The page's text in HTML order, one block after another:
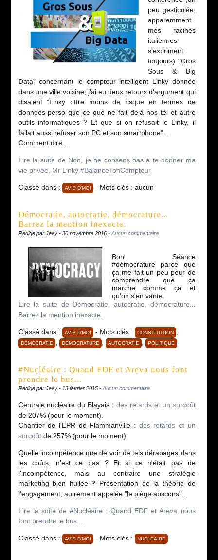
peu gesticulée,
apparemment
mes racines
italiennes
s'expriment
toujours) "Gros
Sous & Big
Data" concernant le compteur intelligent Linky donnée
dans une ville voisine, j'ai eu deux retours d'argument qui
disaient "Linky offre moins de risque en termes de
données perso que ce que ne fait déjà nos tél et autre
outils informatiques ? Et que si on refusait le Linky, il
fallait aussi refuser son PC et son smartphone"...
Comment dire ...
Lire la suite de Non, je ne consens pas à te donner ma
vie privée, Mr Linky #BalanceTonCompteur
Classé dans : AVIS D'MOI - Mots clés : aucun
Démocratie, autocratie, démocrature...
Barrez la mention inexacte.
Rédigé par Jeey - 30 novembre 2016 - Aucun commentaire
Bon. Séance
#démocrature parce que
ça me fait un peu peur de
comprendre que ça
marche comme ça et
qu'on s'en vante.
Lire la suite de Démocratie, autocratie, démocrature...
Barrez la mention inexacte.
Classé dans : AVIS D'MOI - Mots clés : CONSTITUTION ,
DÉMOCRATIE , DÉMOCRATURE , AUTOCRATIE , POLITIQUE
#Nucléaire : Quand EDF et Areva nous font
prendre le bus...
Rédigé par Jeey - 13 février 2015 - Aucun commentaire
Centrale nucléaire du Blayais :des retards et un surcoût
de 207% (pour le moment).
Chantier de l'EPR de Flammanville : des retards et un
surcoûtde 257% (pour le moment).
Quelle incompétence que de voir de tels dérapages dans
les coûts, n'est ce pas ? Et si ce n'était pas de
l'incompétence, mais au contraire une stratégie
marketing bien huilée ? Présentation de la théorie de
l'engagement, autrement appelée "le piège abscons"...
Lire la suite de #Nucléaire : Quand EDF et Areva nous
font prendre le bus...
Classé dans : AVIS D'MOI - Mots clés : NUCLÉAIRE